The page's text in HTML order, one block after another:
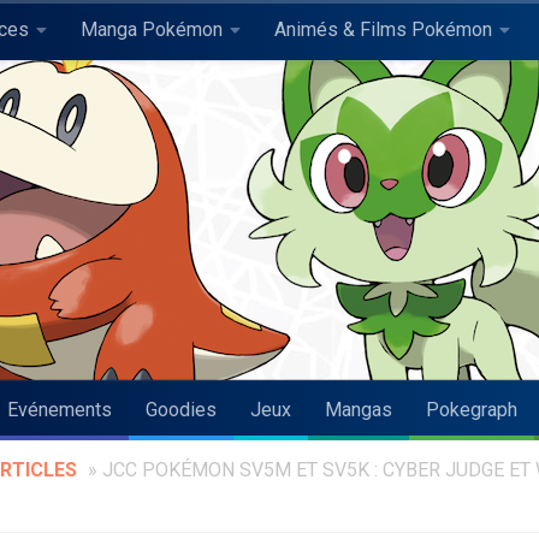
Manga Pokémon Animés & Films Pokémon
Evénements Goodies Jeux Mangas Pokegraph
» JCC POKÉMON SV5M ET SV5K : CYBER JUDGE ET